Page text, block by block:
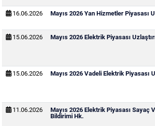
16.06.2026 Mayıs 2026 Yan Hizmetler Piyasası
15.06.2026 Mayıs 2026 Elektrik Piyasası
15.06.2026 Mayıs 2026 Vadeli Elektrik Piyasası
11.06.2026
Mayıs 2026 Elektrik Piyasası Sayaç
Bildirimi Hk.